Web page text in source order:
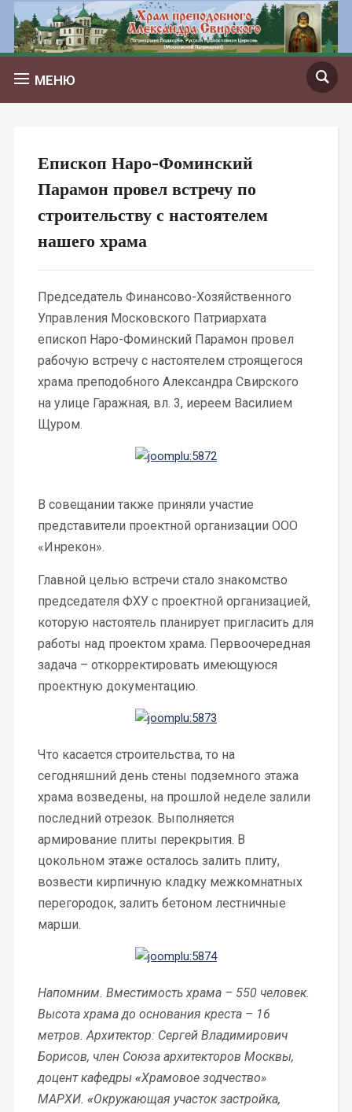
МЕНЮ
Епископ Наро-Фоминский
Парамон провел встречу по
строительству с настоятелем
нашего храма
Председатель Финансово-Хозяйственного
Управления Московского Патриархата
епископ Наро-Фоминский Парамон провел
рабочую встречу с настоятелем строящегося
храма преподобного Александра Свирского
на улице Гаражная, вл. 3, иереем Василием
Щуром.
В совещании также приняли участие
представители проектной организации ООО
«Инрекон».
Главной целью встречи стало знакомство
председателя ФХУ с проектной организацией,
которую настоятель планирует пригласить для
работы над проектом храма. Первоочередная
задача – откорректировать имеющуюся
проектную документацию.
Что касается строительства, то на
сегодняшний день стены подземного этажа
храма возведены, на прошлой неделе залили
последний отрезок. Выполняется
армирование плиты перекрытия. В
цокольном этаже осталось залить плиту,
возвести кирпичную кладку межкомнатных
перегородок, залить бетоном лестничные
марши.
Напомним. Вместимость храма – 550 человек.
Высота храма до основания креста – 16
метров. Архитектор: Сергей Владимирович
Борисов, член Союза архитекторов Москвы,
доцент кафедры «Храмовое зодчество»
МАРХИ. «Окружающая участок застройка,